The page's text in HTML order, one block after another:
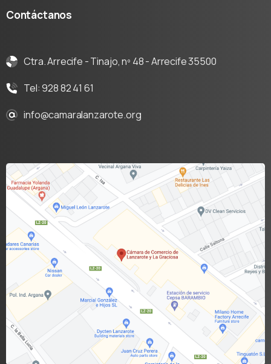
Contáctanos
Ctra. Arrecife - Tinajo, nº 48 - Arrecife 35500
Tel: 928 82 41 61
info@camaralanzarote.org